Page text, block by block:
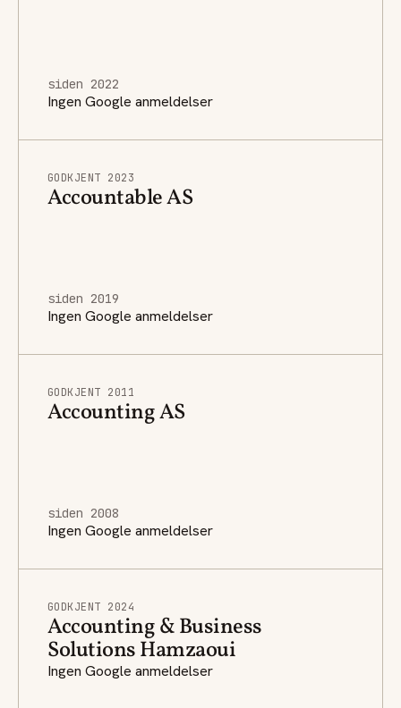
siden 2022
Ingen Google anmeldelser
GODKJENT 2023
Accountable AS
siden 2019
Ingen Google anmeldelser
GODKJENT 2011
Accounting AS
siden 2008
Ingen Google anmeldelser
GODKJENT 2024
Accounting & Business
Solutions Hamzaoui
Ingen Google anmeldelser